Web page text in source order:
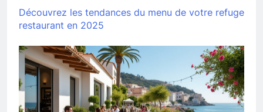
Découvrez les tendances du menu de votre refuge
restaurant en 2025